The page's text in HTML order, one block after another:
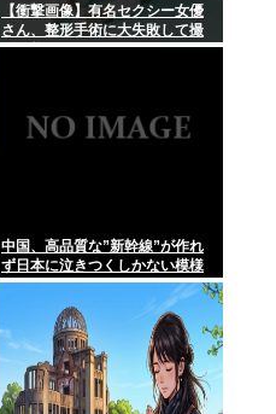
【衝撃画像】有名セクシー女優
さん、整形手術に大失敗して撮
影不能に⇒！！
中国、高品質な”新幹線”が作れ
ず日本に泣きつくしかない模様
www